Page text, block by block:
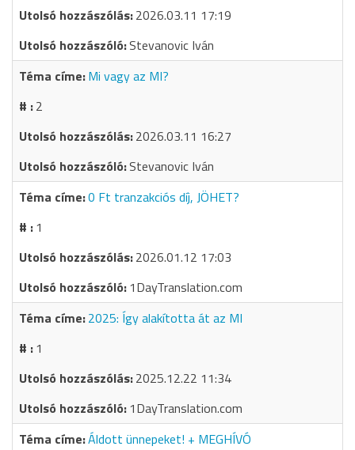
2026.03.11 17:19
Stevanovic Iván
Mi vagy az MI?
2
2026.03.11 16:27
Stevanovic Iván
0 Ft tranzakciós díj, JÖHET?
1
2026.01.12 17:03
1DayTranslation.com
2025: Így alakította át az MI
1
2025.12.22 11:34
1DayTranslation.com
Áldott ünnepeket! + MEGHÍVÓ